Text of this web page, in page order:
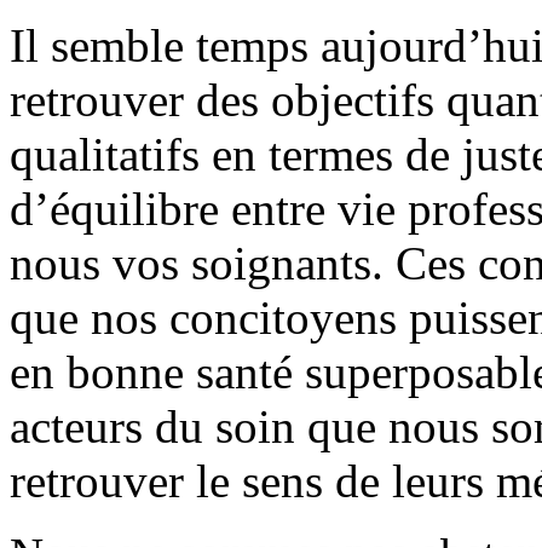
Il semble temps
retrouver des objectifs
qualitatifs en termes de
d’équilibre entre vie
nous vos soignants. Ces
que nos concitoyens
en bonne santé
acteurs du soin que nous
retrouver le sens de leurs